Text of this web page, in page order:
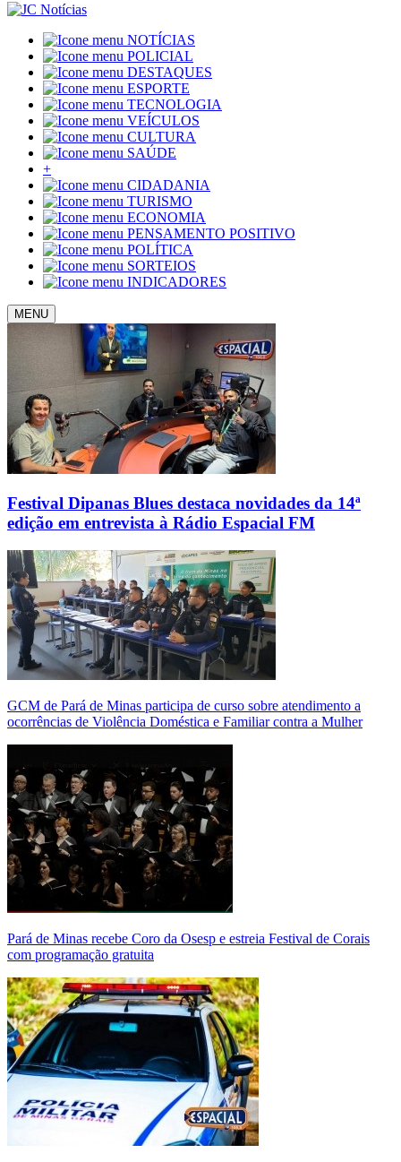
NOTÍCIAS
POLICIAL
DESTAQUES
ESPORTE
TECNOLOGIA
VEÍCULOS
CULTURA
SAÚDE
+
CIDADANIA
TURISMO
ECONOMIA
PENSAMENTO POSITIVO
POLÍTICA
SORTEIOS
INDICADORES
MENU
Festival Dipanas Blues destaca novidades da 14ª
edição em entrevista à Rádio Espacial FM
GCM de Pará de Minas participa de curso sobre atendimento a
ocorrências de Violência Doméstica e Familiar contra a Mulher
Pará de Minas recebe Coro da Osesp e estreia Festival de Corais
com programação gratuita